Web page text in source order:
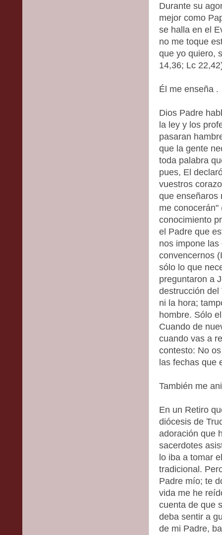
Durante su
mejor como
se halla en el
no me toque
que yo quiero,
14,36; Lc
Él me enseña .
Dios Padre
la ley y los
pasaran
que la gente
toda palabra
pues, El
vuestros
que enseñaros
me conocerán"
conocimiento
el Padre que
nos impone
convencernos
sólo lo que
preguntaron a
destrucción del
ni la hora;
hombre. Sólo
Cuando de
cuando vas a
contesto: No
las fechas que
También me
En un Retiro
diócesis de
adoración que
sacerdotes
lo iba a tomar
tradicional.
Padre mío; te
vida me he
cuenta de que
deba sentir a
de mi Padre,